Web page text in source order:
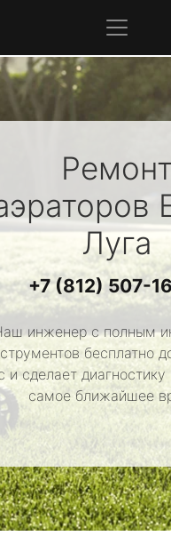
Ремонт
Луга
+7 (812) 507-
инженер с полным
бесплатно
и сделает диагностику
самое ближайшее